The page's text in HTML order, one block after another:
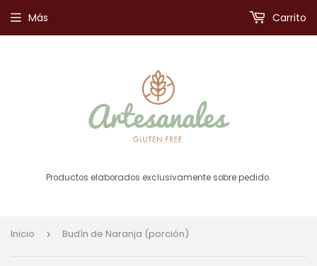
Productos elaborados exclusivamente sobre pedido.
Más Carrito
Inicio › Budín de Naranja (porción)